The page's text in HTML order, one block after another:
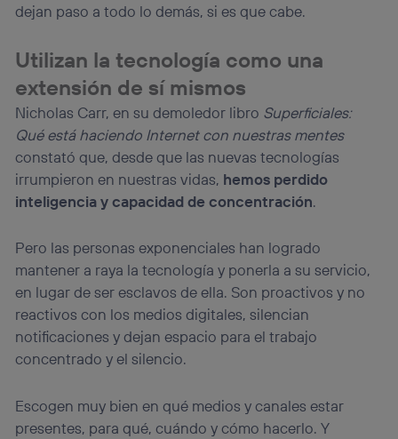
dejan paso a todo lo demás, si es que cabe.
Utilizan la tecnología como una
extensión de sí mismos
Nicholas Carr, en su demoledor libro Superficiales:
Qué está haciendo Internet con nuestras mentes
constató que, desde que las nuevas tecnologías
irrumpieron en nuestras vidas, hemos perdido
inteligencia y capacidad de concentración.
Pero las personas exponenciales han logrado
mantener a raya la tecnología y ponerla a su servicio,
en lugar de ser esclavos de ella. Son proactivos y no
reactivos con los medios digitales, silencian
notificaciones y dejan espacio para el trabajo
concentrado y el silencio.
Escogen muy bien en qué medios y canales estar
presentes, para qué, cuándo y cómo hacerlo. Y